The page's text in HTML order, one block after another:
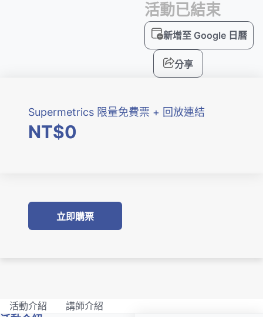
活動已結束
新增至 Google 日曆
分享
Supermetrics 限量免費票 + 回放連結
NT$0
立即購票
活動介紹 講師介紹